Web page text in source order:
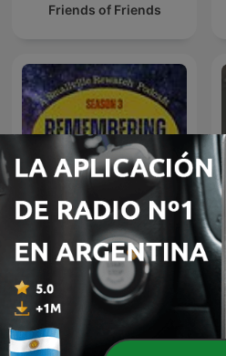
Friends of Friends
Remembering Smallville